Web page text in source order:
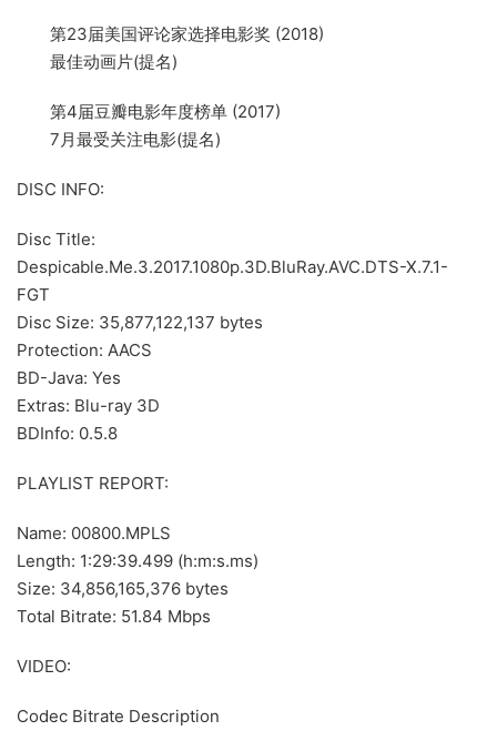
第23届美国评论家选择电影奖 (2018)
最佳动画片(提名)
第4届豆瓣电影年度榜单 (2017)
7月最受关注电影(提名)
DISC INFO:
Disc Title:
Despicable.Me.3.2017.1080p.3D.BluRay.AVC.DTS-X.7.1-
FGT
Disc Size: 35,877,122,137 bytes
Protection: AACS
BD-Java: Yes
Extras: Blu-ray 3D
BDInfo: 0.5.8
PLAYLIST REPORT:
Name: 00800.MPLS
Length: 1:29:39.499 (h:m:s.ms)
Size: 34,856,165,376 bytes
Total Bitrate: 51.84 Mbps
VIDEO:
Codec Bitrate Description